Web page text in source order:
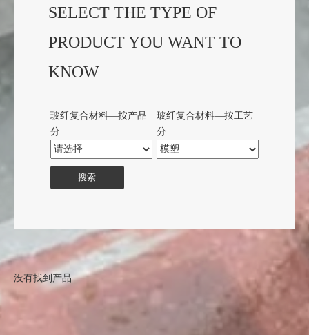
SELECT THE TYPE OF
PRODUCT YOU WANT TO
KNOW
玻纤复合材料—按产品
分
玻纤复合材料—按工艺
分
搜索
没有找到产品